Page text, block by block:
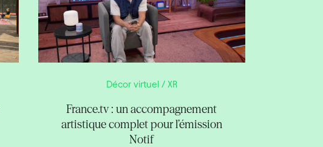
Décor virtuel / XR
France.tv : un accompagnement
artistique complet pour l’émission
Notif